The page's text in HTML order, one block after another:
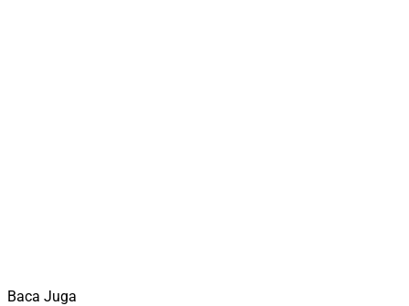
Baca Juga